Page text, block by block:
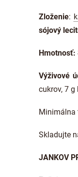
Zloženie:
sójový
Hmotnosť:
Výživové
cukrov, 7 g
Minimálna
Skladujte
JANKOV